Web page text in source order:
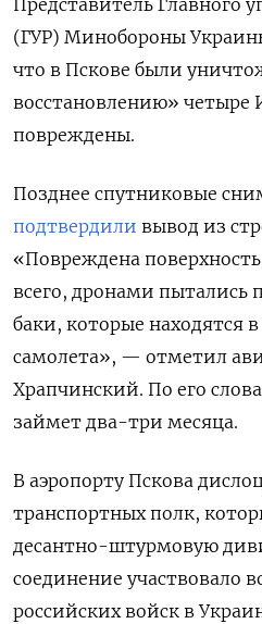
(ГУР) Минобороны
что в Пскове были
восстановлению» четыре
повреждены.
Позднее спутниковые
подтвердили вывод из
«Повреждена
всего, дронами пытались
баки, которые находятся
самолета», — отметил
Храпчинский. По его
займет два-три месяца.
В аэропорту Пскова
транспортных полк,
десантно-штурмовую
соединение участвовало
российских войск в